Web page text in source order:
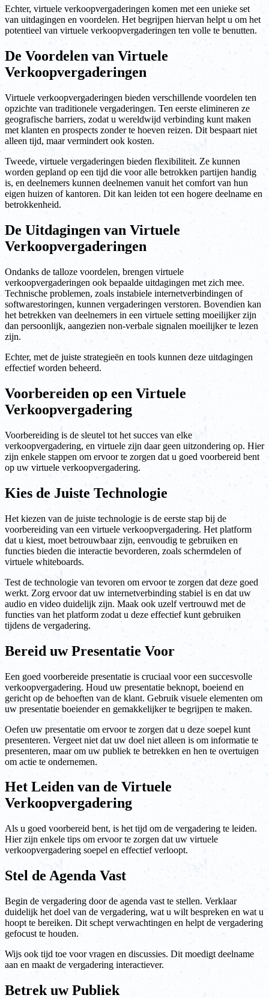
Echter, virtuele verkoopvergaderingen komen met een unieke set
van uitdagingen en voordelen. Het begrijpen hiervan helpt u om het
potentieel van virtuele verkoopvergaderingen ten volle te benutten.
De Voordelen van Virtuele
Verkoopvergaderingen
Virtuele verkoopvergaderingen bieden verschillende voordelen ten
opzichte van traditionele vergaderingen. Ten eerste elimineren ze
geografische barriers, zodat u wereldwijd verbinding kunt maken
met klanten en prospects zonder te hoeven reizen. Dit bespaart niet
alleen tijd, maar vermindert ook kosten.
Tweede, virtuele vergaderingen bieden flexibiliteit. Ze kunnen
worden gepland op een tijd die voor alle betrokken partijen handig
is, en deelnemers kunnen deelnemen vanuit het comfort van hun
eigen huizen of kantoren. Dit kan leiden tot een hogere deelname en
betrokkenheid.
De Uitdagingen van Virtuele
Verkoopvergaderingen
Ondanks de talloze voordelen, brengen virtuele
verkoopvergaderingen ook bepaalde uitdagingen met zich mee.
Technische problemen, zoals instabiele internetverbindingen of
softwarestoringen, kunnen vergaderingen verstoren. Bovendien kan
het betrekken van deelnemers in een virtuele setting moeilijker zijn
dan persoonlijk, aangezien non-verbale signalen moeilijker te lezen
zijn.
Echter, met de juiste strategieën en tools kunnen deze uitdagingen
effectief worden beheerd.
Voorbereiden op een Virtuele
Verkoopvergadering
Voorbereiding is de sleutel tot het succes van elke
verkoopvergadering, en virtuele zijn daar geen uitzondering op. Hier
zijn enkele stappen om ervoor te zorgen dat u goed voorbereid bent
op uw virtuele verkoopvergadering.
Kies de Juiste Technologie
Het kiezen van de juiste technologie is de eerste stap bij de
voorbereiding van een virtuele verkoopvergadering. Het platform
dat u kiest, moet betrouwbaar zijn, eenvoudig te gebruiken en
functies bieden die interactie bevorderen, zoals schermdelen of
virtuele whiteboards.
Test de technologie van tevoren om ervoor te zorgen dat deze goed
werkt. Zorg ervoor dat uw internetverbinding stabiel is en dat uw
audio en video duidelijk zijn. Maak ook uzelf vertrouwd met de
functies van het platform zodat u deze effectief kunt gebruiken
tijdens de vergadering.
Bereid uw Presentatie Voor
Een goed voorbereide presentatie is cruciaal voor een succesvolle
verkoopvergadering. Houd uw presentatie beknopt, boeiend en
gericht op de behoeften van de klant. Gebruik visuele elementen om
uw presentatie boeiender en gemakkelijker te begrijpen te maken.
Oefen uw presentatie om ervoor te zorgen dat u deze soepel kunt
presenteren. Vergeet niet dat uw doel niet alleen is om informatie te
presenteren, maar om uw publiek te betrekken en hen te overtuigen
om actie te ondernemen.
Het Leiden van de Virtuele
Verkoopvergadering
Als u goed voorbereid bent, is het tijd om de vergadering te leiden.
Hier zijn enkele tips om ervoor te zorgen dat uw virtuele
verkoopvergadering soepel en effectief verloopt.
Stel de Agenda Vast
Begin de vergadering door de agenda vast te stellen. Verklaar
duidelijk het doel van de vergadering, wat u wilt bespreken en wat u
hoopt te bereiken. Dit schept verwachtingen en helpt de vergadering
gefocust te houden.
Wijs ook tijd toe voor vragen en discussies. Dit moedigt deelname
aan en maakt de vergadering interactiever.
Betrek uw Publiek